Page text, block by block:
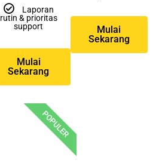
Laporan
rutin & prioritas
support
Mulai
Sekarang
POPULER
Mulai
Sekarang